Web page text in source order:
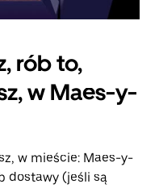
rób to,
w Maes-y-
w mieście: Maes-y-
dostawy (jeśli są